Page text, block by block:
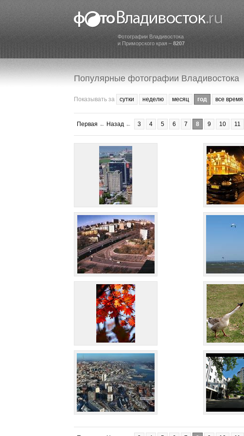
Фотографии Владивостока
и Приморского края – 8207
Популярные фотографии Владивостока
Показывать за сутки неделю месяц год все время
Первая ← Назад ← 3 4 5 6 7 8 9 10 11